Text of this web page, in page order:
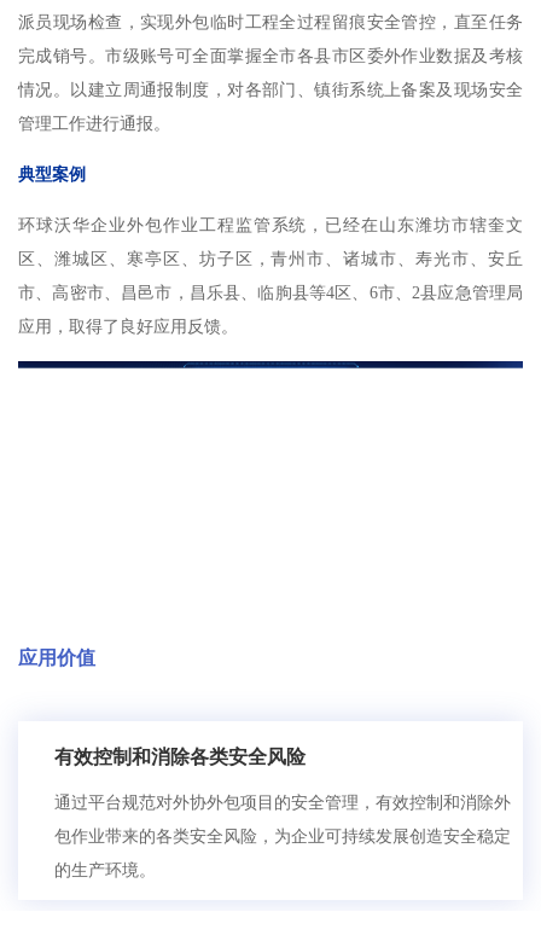
派员现场检查，实现外包临时工程全过程留痕安全管控，直至任务
完成销号。市级账号可全面掌握全市各县市区委外作业数据及考核
情况。以建立周通报制度，对各部门、镇街系统上备案及现场安全
管理工作进行通报。
典型案例
环球沃华企业外包作业工程监管系统，已经在山东潍坊市辖奎文
区、潍城区、寒亭区、坊子区，青州市、诸城市、寿光市、安丘
市、高密市、昌邑市，昌乐县、临朐县等4区、6市、2县应急管理局
应用，取得了良好应用反馈。
应用价值
有效控制和消除各类安全风险
通过平台规范对外协外包项目的安全管理，有效控制和消除外
包作业带来的各类安全风险，为企业可持续发展创造安全稳定
的生产环境。